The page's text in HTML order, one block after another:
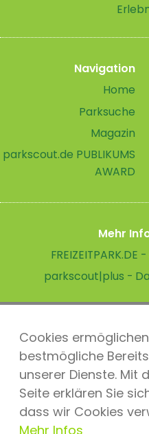
Cookies
bestmögliche
unserer Dienste. Mit
Seite erklären Sie
dass wir Cookies
Mehr Infos
Navigation
Home
Parksuche
Magazin
parkscout.de PUBLIKUMS
AWARD
Mehr
parkscout|plus -
parkscout.de 2026, ein